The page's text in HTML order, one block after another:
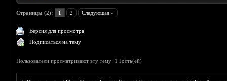
Страницы (2): 1 2 Следующая »
Версия для просмотра
Подписаться на тему
Пользователи просматривают эту тему: 1 Гость(ей)